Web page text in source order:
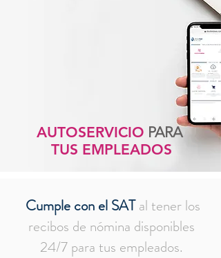
AUTOSERVICIO PARA
TUS EMPLEADOS
Cumple con el SATal tener los
recibos de nómina disponibles
24/7 para tus empleados.